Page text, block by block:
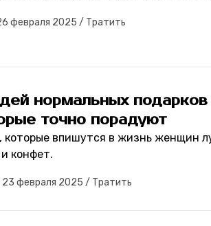
февраля 2025 / Тратить
нормальных
точно порадуют
которые впишутся в жизнь женщин
конфет.
23 февраля 2025 / Тратить